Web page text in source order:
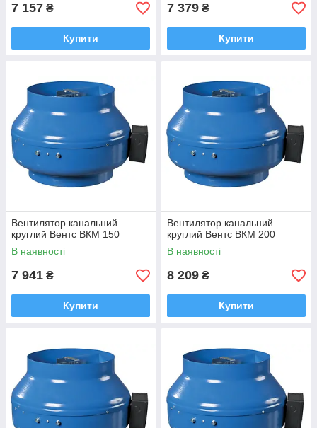
7 157 ₴
Купити
7 379 ₴
Купити
Вентилятор канальний
круглий Вентс ВКМ 150
В наявності
7 941 ₴
Купити
Вентилятор канальний
круглий Вентс ВКМ 200
В наявності
8 209 ₴
Купити